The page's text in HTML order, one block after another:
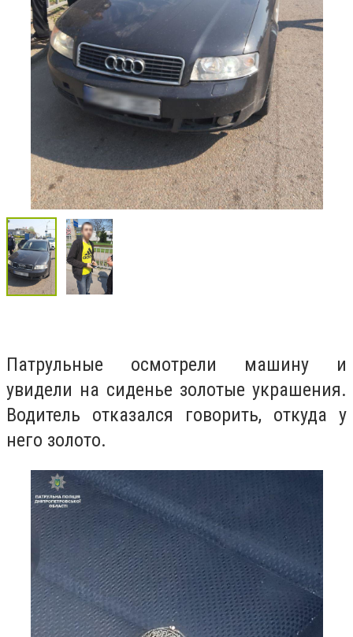
Патрульные осмотрели машину и
увидели на сиденье золотые украшения.
Водитель отказался говорить, откуда у
него золото.